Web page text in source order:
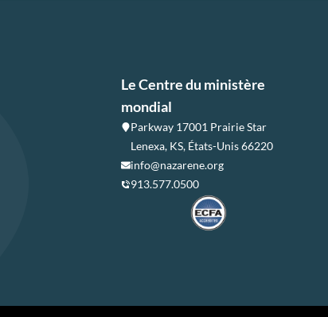
Le Centre du ministère
mondial
Parkway 17001 Prairie Star
Lenexa, KS, États-Unis 66220
info@nazarene.org
913.577.0500